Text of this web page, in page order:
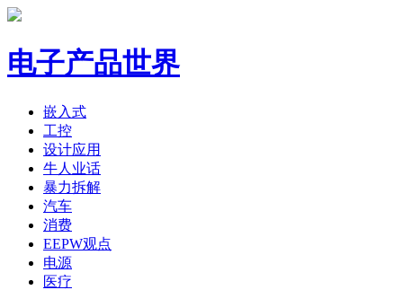
电子产品世界
嵌入式
工控
设计应用
牛人业话
暴力拆解
汽车
消费
EEPW观点
电源
医疗